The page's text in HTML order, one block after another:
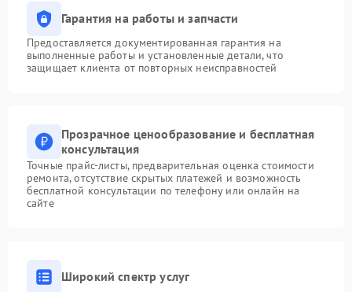
Гарантия на работы и запчасти
Предоставляется документированная гарантия на
выполненные работы и установленные детали, что
защищает клиента от повторных неисправностей
Прозрачное ценообразование и бесплатная
консультация
Точные прайс-листы, предварительная оценка стоимости
ремонта, отсутствие скрытых платежей и возможность
бесплатной консультации по телефону или онлайн на
сайте
Широкий спектр услуг